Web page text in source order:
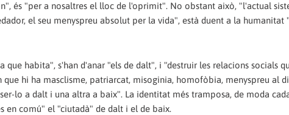
és "per a nosaltres el lloc de l'oprimit". No obstant això, "l'actual
el seu menyspreu absolut per la vida", està duent a la humanitat
que habita", s'han d'anar "els de dalt", i "destruir les relacions socials
que hi ha masclisme, patriarcat, misoginia, homofòbia, menyspreu al
lo a dalt i una altra a baix". La identitat més tramposa, de moda
en comú" el "ciutadà" de dalt i el de baix.